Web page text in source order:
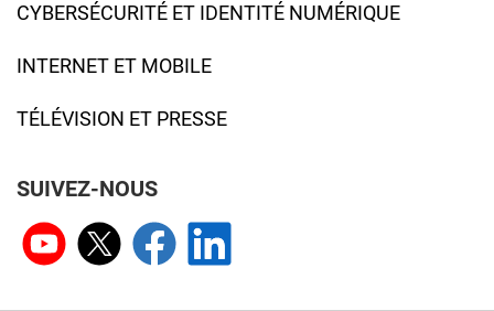
CYBERSÉCURITÉ ET IDENTITÉ NUMÉRIQUE
INTERNET ET MOBILE
TÉLÉVISION ET PRESSE
SUIVEZ-NOUS